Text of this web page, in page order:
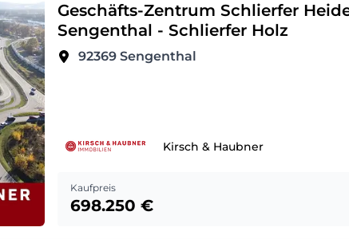
Geschäfts-Zentrum Schlierfer
Sengenthal - Schlierfer Holz
92369 Sengenthal
Kirsch & Haubner
Kaufpreis
698.250 €